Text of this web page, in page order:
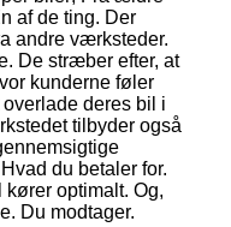
af de ting. Der
andre værksteder.
De stræber efter, at
kunderne føler
deres bil i
tilbyder også
du betaler for.
kører optimalt. Og,
Du modtager.